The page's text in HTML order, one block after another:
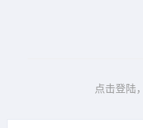
点击登陆